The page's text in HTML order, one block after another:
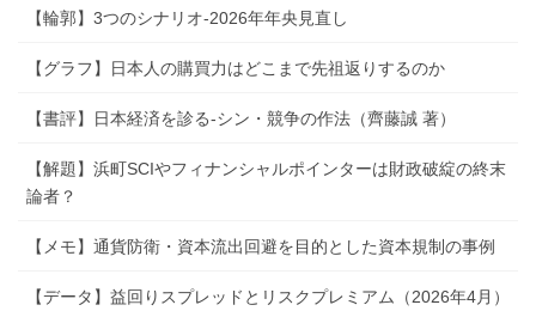
【輪郭】3つのシナリオ-2026年年央見直し
【グラフ】日本人の購買力はどこまで先祖返りするのか
【書評】日本経済を診る-シン・競争の作法（齊藤誠 著）
【解題】浜町SCIやフィナンシャルポインターは財政破綻の終末
論者？
【メモ】通貨防衛・資本流出回避を目的とした資本規制の事例
【データ】益回りスプレッドとリスクプレミアム（2026年4月）